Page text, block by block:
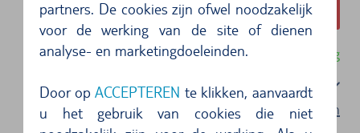
partners. De cookies zijn ofwel noodzakelijk
voor de werking van de site of dienen
analyse- en marketingdoeleinden.
Door opACCEPTEREN te klikken, aanvaardt
u het gebruik van cookies die niet
€ 255,93
Gratis annuleren tot 24 uur voor huuraanvang
Kies een servicepakket
Gebruiksvoorwaarden